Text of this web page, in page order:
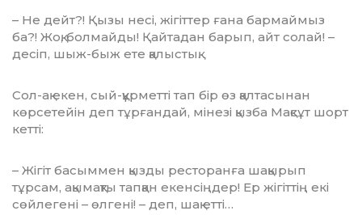
– Не дейт?! Қызы несі, жігіттер ға­на бармаймыз
ба?! Жоқ, болмайды! Қайтадан барып, айт солай! –
десіп, шыж-быж ете қалыстық.
Сол-ақ екен, сый-құрметті тап бір өз қалтасынан
көрсетейін деп тұр­ғандай, мінезі қызба Мақсұт шорт
кетті:
– Жігіт басыммен қызды ресто­ранға шақырып
тұрсам, ақымақты тапқан екенсіңдер! Ер жігіттің екі
сөйлегені – өлгені! – деп, шақ етті…